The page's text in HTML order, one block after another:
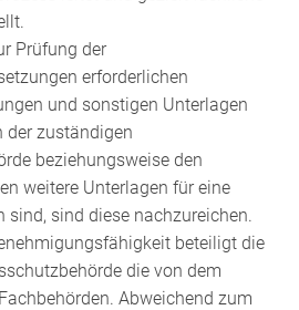
.
Prüfung der
erforderlichen
und sonstigen Unterlagen
der zuständigen
beziehungsweise den
weitere Unterlagen für eine
sind, sind diese nachzureichen.
beteiligt die
die von dem
. Abweichend zum